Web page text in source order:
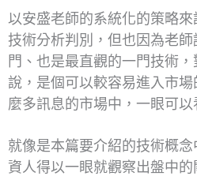
以安盛老師的系統化的策略
技術分析判別，但也因為老
門、也是最直觀的一門技術
說，是個可以較容易進入市
麼多訊息的市場中，一眼可以
就像是本篇要介紹的技術概
資人得以一眼就觀察出盤中的